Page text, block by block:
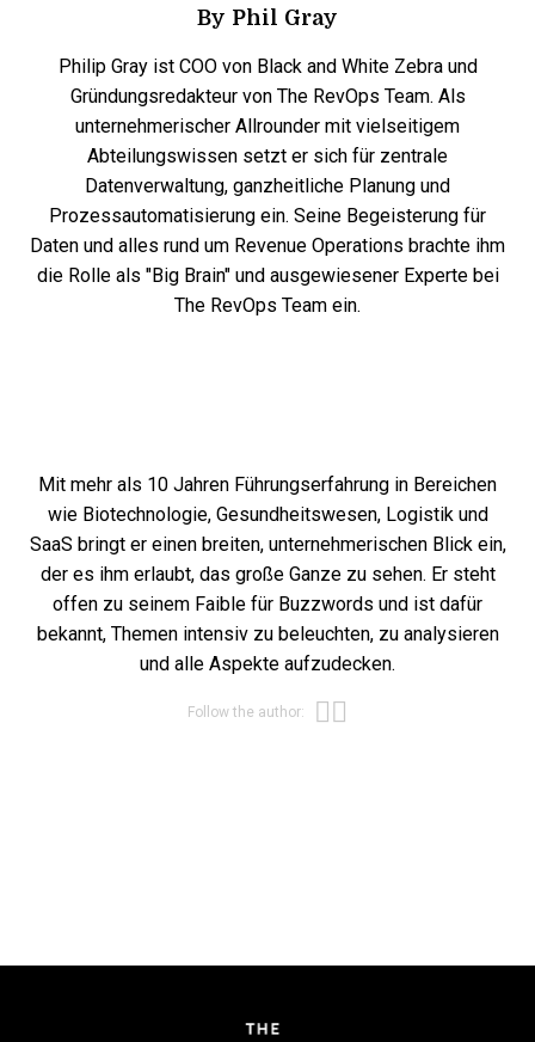
By Phil Gray
Philip Gray ist COO von Black and White Zebra und
Gründungsredakteur von The RevOps Team. Als
unternehmerischer Allrounder mit vielseitigem
Abteilungswissen setzt er sich für zentrale
Datenverwaltung, ganzheitliche Planung und
Prozessautomatisierung ein. Seine Begeisterung für
Daten und alles rund um Revenue Operations brachte ihm
die Rolle als "Big Brain" und ausgewiesener Experte bei
The RevOps Team ein.
Mit mehr als 10 Jahren Führungserfahrung in Bereichen
wie Biotechnologie, Gesundheitswesen, Logistik und
SaaS bringt er einen breiten, unternehmerischen Blick ein,
der es ihm erlaubt, das große Ganze zu sehen. Er steht
offen zu seinem Faible für Buzzwords und ist dafür
bekannt, Themen intensiv zu beleuchten, zu analysieren
und alle Aspekte aufzudecken.
Follow the author: Opens new